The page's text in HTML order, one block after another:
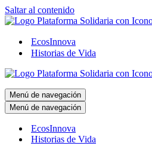
Saltar al contenido
EcosInnova
Historias de Vida
Menú de navegación
Menú de navegación
EcosInnova
Historias de Vida